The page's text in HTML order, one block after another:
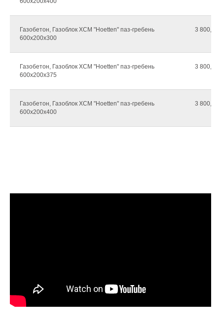
Газобетон, Газоблок ХCМ "Hoetten" паз-гребень
600х200х300
3
Газобетон, Газоблок ХCМ "Hoetten" паз-гребень
600х200х375
3
Газобетон, Газоблок ХCМ "Hoetten" паз-гребень
600х200х400
3